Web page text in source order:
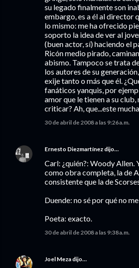
su legado finalmente son
embargo, es a él al director
lo mismo: me ha ofrecido
soporto la idea de ver al
(buen actor, sí) haciendo el
Ricón medio pirado,
abismo. Tampoco se trata
los autores de su
exije tanto o más que él.
fanáticos yanquis, por
amor que le tienen a su club,
criticar? Ah, que...este
30 de abril de 2008 a las 9:26 a.m.
Ernesto Diezmartínez dijo…
Carl: ¿quién?: Woody Allen.
como obra completa, la de
consistente que la de
Duende: no sé por qué no
Poeta: exacto.
30 de abril de 2008 a las 9:38 a.m.
Joel Meza dijo…